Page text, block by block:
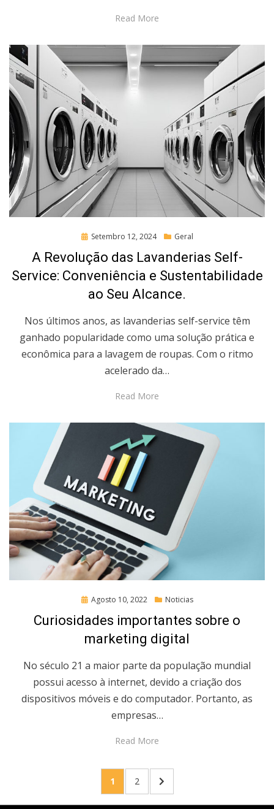
Read More
Posted
Setembro 12, 2024 Geral
A Revolução das Lavanderias Self-
Service: Conveniência e Sustentabilidade
ao Seu Alcance.
Nos últimos anos, as lavanderias self-service têm
ganhado popularidade como uma solução prática e
econômica para a lavagem de roupas. Com o ritmo
acelerado da…
Read More
Posted
Agosto 10, 2022 Noticias
Curiosidades importantes sobre o
marketing digital
No século 21 a maior parte da população mundial
possui acesso à internet, devido a criação dos
dispositivos móveis e do computador. Portanto, as
empresas…
Read More
PAGE
1 PAGE
2
NEXT
PAGE